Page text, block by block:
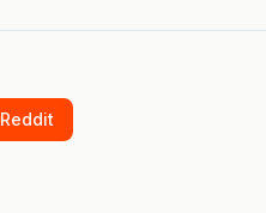
Reddit